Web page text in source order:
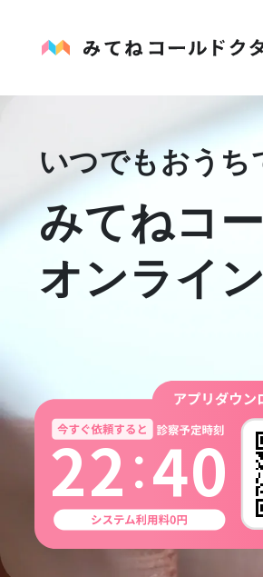
いつでもおうち
みてねコ
オンライ
22 40